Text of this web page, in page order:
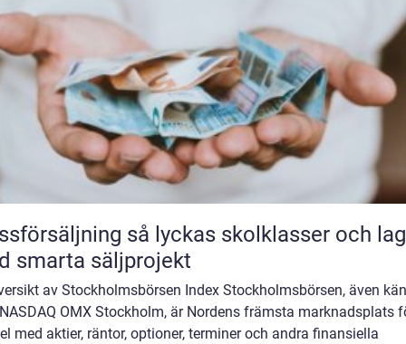
så lyckas skolklasser och lag
smarta säljprojekt
av Stockholmsbörsen Index Stockholmsbörsen, även
OMX Stockholm, är Nordens främsta marknadsplats
med aktier, räntor, optioner, terminer och andra finansiella